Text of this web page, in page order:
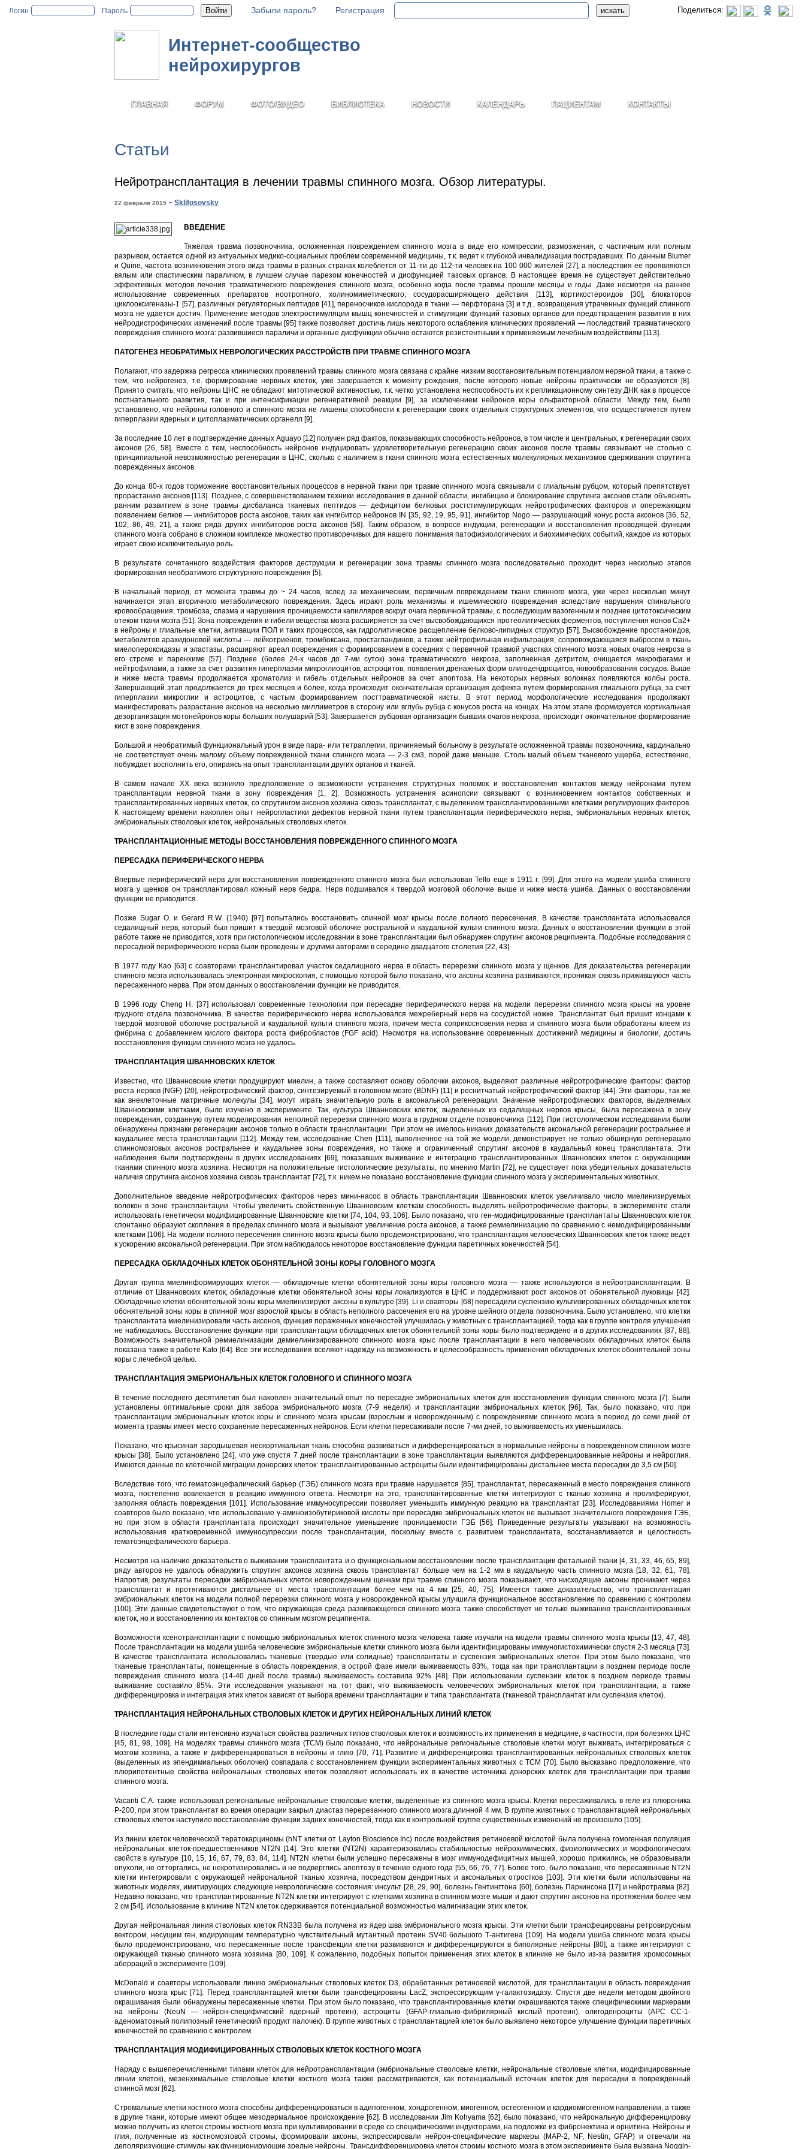
Логин Пароль Забыли пароль? Регистрация Поделиться:
Интернет-сообщество
нейрохирургов
ГЛАВНАЯ ФОРУМ ФОТО/ВИДЕО БИБЛИОТЕКА НОВОСТИ КАЛЕНДАРЬ ПАЦИЕНТАМ КОНТАКТЫ
Статьи
Нейротрансплантация в лечении травмы спинного мозга. Обзор литературы.
22 февраля 2015 - Sklifosovsky
ВВЕДЕНИЕ
Тяжелая травма позвоночника, осложненная повреждением спинного мозга в виде его компрессии, размозжения, с частичным или полным
разрывом, остается одной из актуальных медико-социальных проблем современной медицины, т.к. ведет к глубокой инвалидизации пострадавших. По данным Blumer
и Quine, частота возникновения этого вида травмы в разных странах колеблется от 11-ти до 112-ти человек на 100 000 жителей [27], а последствия ее проявляются
вялым или спастическим параличом, в лучшем случае парезом конечностей и дисфункцией тазовых органов. В настоящее время не существует действительно
эффективных методов лечения травматического повреждения спинного мозга, особенно когда после травмы прошли месяцы и годы. Даже несмотря на раннее
использование современных препаратов ноотропного, холиномиметического, сосудорасширяющего действия [113], кортикостероидов [30], блокаторов
циклооксигеназы-1 [57], различных регуляторных пептидов [41], переносчиков кислорода в ткани — перфторана [3] и т.д., возвращения утраченных функций спинного
мозга не удается достич. Применение методов электростимуляции мышц конечностей и стимуляции функций тазовых органов для предотвращения развития в них
нейродистрофических изменений после травмы [95] также позволяет достичь лишь некоторого ослабления клинических проявлений — последствий травматического
повреждения спинного мозга: развившиеся параличи и органные дисфункции обычно остаются резистентными к применяемым лечебным воздействиям [113].
ПАТОГЕНЕЗ НЕОБРАТИМЫХ НЕВРОЛОГИЧЕСКИХ РАССТРОЙСТВ ПРИ ТРАВМЕ СПИННОГО МОЗГА
Полагают, что задержка регресса клинических проявлений травмы спинного мозга связана с крайне низким восстановительным потенциалом нервной ткани, а также с
тем, что нейрогенез, т.е. формирование нервных клеток, уже завершается к моменту рождения, после которого новые нейроны практически не образуются [8].
Принято считать, что нейроны ЦНС не обладают митотической активностью, т.к. четко установлена неспособность их к репликационному синтезу ДНК как в процессе
постнатального развития, так и при интенсификации регенеративной реакции [9], за исключением нейронов коры ольфакторной области. Между тем, было
установлено, что нейроны головного и спинного мозга не лишены способности к регенерации своих отдельных структурных элементов, что осуществляется путем
гиперплазии ядерных и цитоплазматических органелл [9].
За последние 10 лет в подтверждение данных Aguayo [12] получен ряд фактов, показывающих способность нейронов, в том числе и центральных, к регенерации своих
аксонов [26, 58]. Вместе с тем, неспособность нейронов индуцировать удовлетворительную регенерацию своих аксонов после травмы связывают не столько с
принципиальной невозможностью регенерации в ЦНС, сколько с наличием в ткани спинного мозга естественных молекулярных механизмов сдерживания спрутинга
поврежденных аксонов.
До конца 80-х годов торможение восстановительных процессов в нервной ткани при травме спинного мозга связывали с глиальным рубцом, который препятствует
прорастанию аксонов [113]. Позднее, с совершенствованием техники исследования в данной области, ингибицию и блокирование спрутинга аксонов стали объяснять
ранним развитием в зоне травмы дисбаланса тканевых пептидов — дефицитом белковых ростстимулирующих нейротрофических факторов и опережающим
появлением белков — ингибиторов роста аксонов, таких как ингибитор нейронов IN [35, 92, 19, 95, 91], ингибитор Nogo — разрушающий конус роста аксонов [36, 52,
102, 86, 49, 21], а также ряда других ингибиторов роста аксонов [58]. Таким образом, в вопросе индукции, регенерации и восстановления проводящей функции
спинного мозга собрано в сложном комплексе множество противоречивых для нашего понимания патофизиологических и биохимических событий, каждое из которых
играет свою исключительную роль.
В результате сочетанного воздействия факторов деструкции и регенерации зона травмы спинного мозга последовательно проходит через несколько этапов
формирования необратимого структурного повреждения [5].
В начальный период, от момента травмы до ~ 24 часов, вслед за механическим, первичным повреждением ткани спинного мозга, уже через несколько минут
начинается этап вторичного метаболического повреждения. Здесь играют роль механизмы и ишемического повреждения вследствие нарушения спинального
кровообращения, тромбоза, спазма и нарушения проницаемости капилляров вокруг очага первичной травмы, с последующим вазогенным и позднее цитотоксическим
отеком ткани мозга [51]. Зона повреждения и гибели вещества мозга расширяется за счет высвобождающихся протеолитических ферментов, поступления ионов Са2+
в нейроны и глиальные клетки, активации ПОЛ и таких процессов, как гидролитическое расщепление белково-липидных структур [57]. Высвобождение простаноидов,
метаболитов арахидоновой кислоты — лейкотриенов, тромбоксана, простагландинов, а также нейтрофильная инфильтрация, сопровождающаяся выбросом в ткань
миелопероксидазы и эластазы, расширяют ареал повреждения с формированием в соседних с первичной травмой участках спинного мозга новых очагов некроза в
его строме и паренхиме [57]. Позднее (более 24-х часов до 7-ми суток) зона травматического некроза, заполненная детритом, очищается макрофагами и
нейтрофилами, а также за счет развития гиперплазии микроглиоцитов, астроцитов, появления дренажных форм олигодендроцитов, новообразования сосудов. Выше
и ниже места травмы продолжается хроматолиз и гибель отдельных нейронов за счет апоптоза. На некоторых нервных волокнах появляются колбы роста.
Завершающий этап продолжается до трех месяцев и более, когда происходит окончательная организация дефекта путем формирования глиального рубца, за счет
гиперплазии микроглии и астроцитов, с частым формированием посттравматической кисты. В этот период морфологические исследования продолжают
манифестировать разрастание аксонов на несколько миллиметров в сторону или вглубь рубца с конусов роста на концах. На этом этапе формируется кортикальная
дезорганизация мотонейронов коры больших полушарий [53]. Завершается рубцовая организация бывших очагов некроза, происходит окончательное формирование
кист в зоне повреждения.
Большой и необратимый функциональный урон в виде пара- или тетраплегии, причиняемый больному в результате осложненной травмы позвоночника, кардинально
не соответствует очень малому объему поврежденной ткани спинного мозга — 2-3 см3, порой даже меньше. Столь малый объем тканевого ущерба, естественно,
побуждает восполнить его, опираясь на опыт трансплантации других органов и тканей.
В самом начале ХХ века возникло предположение о возможности устранения структурных поломок и восстановления контактов между нейронами путем
трансплантации нервной ткани в зону повреждения [1, 2]. Возможность устранения асинопсии связывают с возникновением контактов собственных и
трансплантированных нервных клеток, со спрутингом аксонов хозяина сквозь трансплантат, с выделением трансплантированными клетками регулирующих факторов.
К настоящему времени накоплен опыт нейропластики дефектов нервной ткани путем трансплантации периферического нерва, эмбриональных нервных клеток,
эмбриональных стволовых клеток, нейрональных стволовых клеток.
ТРАНСПЛАНТАЦИОННЫЕ МЕТОДЫ ВОССТАНОВЛЕНИЯ ПОВРЕЖДЕННОГО СПИННОГО МОЗГА
ПЕРЕСАДКА ПЕРИФЕРИЧЕСКОГО НЕРВА
Впервые периферический нерв для восстановления поврежденного спинного мозга был использован Tello еще в 1911 г. [99]. Для этого на модели ушиба спинного
мозга у щенков он трансплантировал кожный нерв бедра. Нерв подшивался к твердой мозговой оболочке выше и ниже места ушиба. Данных о восстановлении
функции не приводится.
Позже Sugar О. и Gerard R.W. (1940) [97] попытались восстановить спинной мозг крысы после полного пересечения. В качестве трансплантата использовался
седалищный нерв, который был пришит к твердой мозговой оболочке ростральной и каудальной культи спинного мозга. Данных о восстановлении функции в этой
работе также не приводится, хотя при гистологическом исследовании в зоне трансплантации был обнаружен спрутинг аксонов реципиента. Подобные исследования с
пересадкой периферического нерва были проведены и другими авторами в середине двадцатого столетия [22, 43].
В 1977 году Као [63] с соавторами трансплантировал участок седалищного нерва в область перерезки спинного мозга у щенков. Для доказательства регенерации
спинного мозга использовалась электронная микроскопия, с помощью которой было показано, что аксоны хозяина развиваются, проникая сквозь прижившуюся часть
пересаженного нерва. При этом данных о восстановлении функции не приводится.
В 1996 году Cheng H. [37] использовал современные технологии при пересадке периферического нерва на модели перерезки спинного мозга крысы на уровне
грудного отдела позвоночника. В качестве периферического нерва использовался межреберный нерв на сосудистой ножке. Трансплантат был пришит концами к
твердой мозговой оболочке ростральной и каудальной культи спинного мозга, причем места соприкосновения нерва и спинного мозга были обработаны клеем из
фибрина с добавлением кислого фактора роста фибробластов (FGF acid). Несмотря на использование современных достижений медицины и биологии, достичь
восстановления функции спинного мозга не удалось.
ТРАНСПЛАНТАЦИЯ ШВАННОВСКИХ КЛЕТОК
Известно, что Шванновские клетки продуцируют миелин, а также составляют основу оболочки аксонов, выделяют различные нейротрофические факторы: фактор
роста нервов (NGF) [20], нейротрофический фактор, синтезируемый в головном мозге (BDNF) [11] и реснитчатый нейротрофический фактор [44]. Эти факторы, так же
как внеклеточные матричные молекулы [34], могут играть значительную роль в аксональной регенерации. Значение нейротрофических факторов, выделяемых
Шванновскими клетками, было изучено в эксперименте. Так, культура Шванновских клеток, выделенных из седалищных нервов крысы, была пересажена в зону
повреждения, созданную путем моделирования неполной перерезки спинного мозга в грудном отделе позвоночника [112]. При гистологическом исследовании были
обнаружены признаки регенерации аксонов только в области трансплантации. При этом не имелось никаких доказательств аксональной регенерации ростральнее и
каудальнее места трансплантации [112]. Между тем, исследование Chen [111], выполненное на той же модели, демонстрирует не только обширную регенерацию
спинномозговых аксонов ростральнее и каудальнее зоны повреждения, но также и ограниченный спрутинг аксонов в каудальный конец трансплантата. Эти
наблюдения были подтверждены в других исследованиях [69], показавших выживание и интеграцию трансплантированных Шванновских клеток с окружающими
тканями спинного мозга хозяина. Несмотря на положительные гистологические результаты, по мнению Martin [72], не существует пока убедительных доказательств
наличия спрутинга аксонов хозяина сквозь трансплантат [72], т.к. никем не показано восстановление функции спинного мозга у экспериментальных животных.
Дополнительное введение нейротрофических факторов через мини-насос в область трансплантации Шванновских клеток увеличивало число миелинизируемых
волокон в зоне трансплантации. Чтобы увеличить свойственную Шванновским клеткам способность выделять нейротрофические факторы, в эксперименте стали
использовать генетически модифицированные Шванновские клетки [74, 104, 93, 106]. Было показано, что ген-модифицированные трансплантаты Шванновских клеток
спонтанно образуют скопления в пределах спинного мозга и вызывают увеличение роста аксонов, а также ремиелинизацию по сравнению с немодифицированными
клетками [106]. На модели полного пересечения спинного мозга крысы было продемонстрировано, что трансплантация человеческих Шванновских клеток также ведет
к ускорению аксональной регенерации. При этом наблюдалось некоторое восстановление функции паретичных конечностей [54].
ПЕРЕСАДКА ОБКЛАДОЧНЫХ КЛЕТОК ОБОНЯТЕЛЬНОЙ ЗОНЫ КОРЫ ГОЛОВНОГО МОЗГА
Другая группа миелинформирующих клеток — обкладочные клетки обонятельной зоны коры головного мозга — также используются в нейротрансплантации. В
отличие от Шванновских клеток, обкладочные клетки обонятельной зоны коры локализуются в ЦНС и поддерживают рост аксонов от обонятельной луковицы [42].
Обкладочные клетки обонятельной зоны коры миелинизируют аксоны в культуре [39]. Li и соавторы [68] пересадили суспензию культивированных обкладочных клеток
обонятельной зоны коры в спинной мозг взрослой крысы в область неполного рассечения его на уровне шейного отдела позвоночника. Было установлено, что клетки
трансплантата миелинизировали часть аксонов, функция пораженных конечностей улучшилась у животных с трансплантацией, тогда как в группе контроля улучшения
не наблюдалось. Восстановление функции при трансплантации обкладочных клеток обонятельной зоны коры было подтверждено и в других исследованиях [87, 88].
Возможность значительной ремиелинизации демиелинизированного спинного мозга крыс после трансплантации в него человеческих обкладочных клеток была
показана также в работе Kato [64]. Все эти исследования вселяют надежду на возможность и целесообразность применения обкладочных клеток обонятельной зоны
коры с лечебной целью.
ТРАНСПЛАНТАЦИЯ ЭМБРИОНАЛЬНЫХ КЛЕТОК ГОЛОВНОГО И СПИННОГО МОЗГА
В течение последнего десятилетия был накоплен значительный опыт по пересадке эмбриональных клеток для восстановления функции спинного мозга [7]. Были
установлены оптимальные сроки для забора эмбрионального мозга (7-9 неделя) и трансплантации эмбриональных клеток [96]. Так, было показано, что при
трансплантации эмбриональных клеток коры и спинного мозга крысам (взрослым и новорожденным) с повреждениями спинного мозга в период до семи дней от
момента травмы имеет место сохранение пересаженных нейронов. Если клетки пересаживали после 7-ми дней, то выживаемость их уменьшилась.
Показано, что крысиная зародышевая неокортикальная ткань способна развиваться и дифференцироваться в нормальные нейроны в поврежденном спинном мозге
крысы [38]. Было установлено [24], что уже спустя 7 дней после трансплантации в зоне трансплантации выявляются дифференцированные нейроны и нейроглия.
Имеются данные по клеточной миграции донорских клеток: трансплантированные астроциты были идентифицированы дистальнее места пересадки до 3,5 см [50].
Вследствие того, что гематоэнцефалический барьер (ГЭБ) спинного мозга при травме нарушается [85], трансплантат, пересаженный в место повреждения спинного
мозга, постепенно вовлекается в реакцию иммунного ответа. Несмотря на это, трансплантированные клетки интегрируют с тканью хозяина и пролиферируют,
заполняя область повреждения [101]. Использование иммуносупрессии позволяет уменьшить иммунную реакцию на трансплантат [23]. Исследованиями Homer и
соавторов было показано, что использование γ-аминоизобутириковой кислоты при пересадке эмбриональных клеток не вызывает значительного повреждения ГЭБ,
но при этом в области трансплантата происходит значительное уменьшение проницаемости ГЭБ [56]. Приведенные результаты указывают на возможность
использования кратковременной иммуносупрессии после трансплантации, поскольку вместе с развитием трансплантата, восстанавливается и целостность
гематоэнцефалического барьера.
Несмотря на наличие доказательств о выживании трансплантата и о функциональном восстановлении после трансплантации фетальной ткани [4, 31, 33, 46, 65, 89],
ряду авторов не удалось обнаружить спрутинг аксонов хозяина сквозь трансплантат больше чем на 1-2 мм в каудальную часть спинного мозга [18, 32, 61, 78].
Напротив, результаты пересадки эмбриональных клеток новорожденным щенкам при травме спинного мозга показывают, что нисходящие аксоны проникают через
трансплантат и протягиваются дистальнее от места трансплантации более чем на 4 мм [25, 40, 75]. Имеется также доказательство, что трансплантация
эмбриональных клеток на модели полной перерезки спинного мозга у новорожденной крысы улучшила функциональное восстановление по сравнению с контролем
[100]. Эти данные свидетельствуют о том, что окружающая среда развивающегося спинного мозга также способствует не только выживанию трансплантированных
клеток, но и восстановлению их контактов со спинным мозгом реципиента.
Возможности ксенотрансплантации с помощью эмбриональных клеток спинного мозга человека также изучали на модели травмы спинного мозга крысы [13, 47, 48].
После трансплантации на модели ушиба человеческие эмбриональные клетки спинного мозга были идентифицированы иммуногистохимически спустя 2-3 месяца [73].
В качестве трансплантата использовались тканевые (твердые или солидные) трансплантаты и суспензия эмбриональных клеток. При этом было показано, что
тканевые трансплантаты, помещенные в область повреждения, в острой фазе имели выживаемость 83%, тогда как при трансплантации в позднем периоде после
повреждения спинного мозга (14-40 дней после травмы) выживаемость составила 92% [48]. При использовании суспензии клеток в позднем периоде травмы
выживание составило 85%. Эти исследования указывают на тот факт, что выживаемость человеческих эмбриональных клеток при трансплантации, а также
дифференцировка и интеграция этих клеток зависят от выбора времени трансплантации и типа трансплантата (тканевой трансплантат или суспензия клеток).
ТРАНСПЛАНТАЦИЯ НЕЙРОНАЛЬНЫХ СТВОЛОВЫХ КЛЕТОК И ДРУГИХ НЕЙРОНАЛЬНЫХ ЛИНИЙ КЛЕТОК
В последние годы стали интенсивно изучаться свойства различных типов стволовых клеток и возможность их применения в медицине, в частности, при болезнях ЦНС
[45, 81, 98, 109]. На моделях травмы спинного мозга (ТСМ) было показано, что нейрональные региональные стволовые клетки могут выживать, интегрироваться с
мозгом хозяина, а также и дифференцироваться в нейроны и глию [70, 71]. Развитие и дифференцировка трансплантированных нейрональных стволовых клеток
(выделенных из эпендимиальных оболочек) совпадала с восстановлением функции экспериментальных животных с ТСМ [70]. Было высказано предположение, что
плюрипотентные свойства нейрональных стволовых клеток позволяют использовать их в качестве источника донорских клеток для трансплантации при травме
спинного мозга.
Vacanti С.А. также использовал региональные нейрональные стволовые клетки, выделенные из спинного мозга крысы. Клетки пересаживались в геле из плюроника
Р-200, при этом трансплантат во время операции закрыл диастаз перерезанного спинного мозга длинной 4 мм. В группе животных с трансплантацией нейрональных
стволовых клеток наступило восстановление функции задних конечностей, тогда как в контрольной группе существенных изменений не произошло [105].
Из линии клеток человеческой тератокарциномы (hNT клетки от Layton Bioscience Inc) после воздействия ретиноевой кислотой была получена гомогенная популяция
нейрональных клеток-предшественников NT2N [14]. Это клетки (NT2N) характеризовались стабильностью нейрохимических, физиологических и морфологических
свойств в культуре [10, 15, 16, 67, 79, 83, 84, 114]. NT2N клетки были успешно пересажены в мозг иммунодефицитных мышей, хорошо прижились, не образовывали
опухоли, не отторгались, не некротизировались и не подверглись апоптозу в течение одного года [55, 66, 76, 77]. Более того, было показано, что пересаженные NT2N
клетки интегрировали с окружающей нейрональной тканью хозяина, посредством дендритных и аксональных отростков [103]. Эти клетки были использованы на
животных моделях, имитирующих следующие неврологические состояния: инсульт [28, 29, 90], болезнь Гентингтона [60], болезнь Паркинсона [17] и нейротравма [82].
Недавно показано, что трансплантированные NT2N клетки интегрируют с клетками хозяина в спинном мозге мыши и дают спрутинг аксонов на протяжении более чем
2 см [54]. Использование в клинике NT2N клеток сдерживается потенциальной возможностью малигнизации этих клеток.
Другая нейрональная линия стволовых клеток RN33B была получена из ядер шва эмбрионального мозга крысы. Эти клетки были трансфецированы ретровирусным
вектором, несущим ген, кодирующим температурно чувствительный мутантный протеин SV40 большого Т-антигена [109]. На модели ушиба спинного мозга крысы
было продемонстрировано, что пересаженные после трансфекции клетки развиваются и дифференцируются в биполярные нейроны [80], а также интегрируют с
окружающей тканью спинного мозга хозяина [80, 109]. К сожалению, подобных попыток применения этих клеток в клинике не было из-за развития хромосомных
аберраций в эксперименте [109].
McDonald и соавторы использовали линию эмбриональных стволовых клеток D3, обработанных ретиноевой кислотой, для трансплантации в область повреждения
спинного мозга крыс [71]. Перед трансплантацией клетки были трансфецированы LacZ, экспрессирующим γ-галактозидазу. Спустя две недели методом двойного
окрашивания были обнаружены пересаженные клетки. При этом было показано, что трансплантированные клетки окрашиваются также специфическими маркерами
на нейроны (NeuN — нейрон-специфический ядерный протеин), астроциты (GFAP-глиально-фибрилярный кислый протеин), олигоденроциты (АРС СС-1-
аденоматозный полипозный генетический продукт палочек). В группе животных с трансплантацией клеток было выявлено некоторое улучшение функции паретичных
конечностей по сравнению с контролем.
ТРАНСПЛАНТАЦИЯ МОДИФИЦИРОВАННЫХ СТВОЛОВЫХ КЛЕТОК КОСТНОГО МОЗГА
Наряду с вышеперечисленными типами клеток для нейротрансплантации (эмбриональные стволовые клетки, нейрональные стволовые клетки, модифицированные
линии клеток), мезенхимальные стволовые клетки костного мозга также рассматриваются, как потенциальный источник клеток для пересадки в поврежденный
спинной мозг [62].
Стромальные клетки костного мозга способны дифференцироваться в адипогенном, хондрогенном, миогенном, остеогенном и кардиомиогенном направлении, а также
в другие ткани, которые имеют общее мезодермальное происхождение [62]. В исследовании Jim Kohyama [62], было показано, что нейрональную дифференцировку
можно получить из клеток стромы костного мозга при культивировании в среде со специфическими индукторами, на подложке из фибронектина и орнитина. Нейроны и
глия, полученные из костномозговой стромы, формировали аксоны, экспрессировали нейрон-специфические маркеры (МАР-2, NF, Nestin, GFAP) и отвечали на
деполяризующие стимулы как функционирующие зрелые нейроны. Трансдифференцировка клеток стромы костного мозга в этом эксперименте была вызвана Noggin-